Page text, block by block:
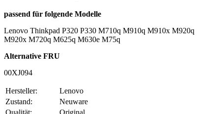
passend für folgende Modelle
Lenovo Thinkpad P320 P330 M710q M910q M910x M920q
M920x M720q M625q M630e M75q
Alternative FRU
00XJ094
Hersteller:
Lenovo
Zustand:
Neuware
Qualität:
Original